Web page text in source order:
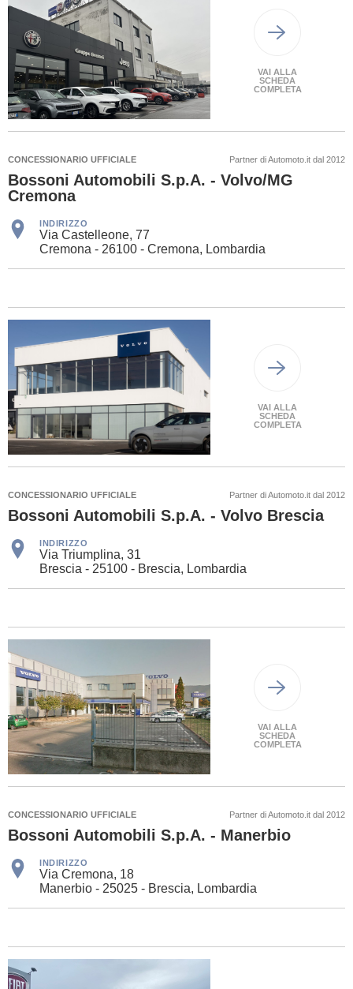
VAI ALLA
SCHEDA
COMPLETA
CONCESSIONARIO UFFICIALE Partner di Automoto.it dal 2012
Bossoni Automobili S.p.A. - Volvo/MG
Cremona
INDIRIZZO
Via Castelleone, 77
Cremona - 26100 - Cremona, Lombardia
VAI ALLA
SCHEDA
COMPLETA
CONCESSIONARIO UFFICIALE Partner di Automoto.it dal 2012
Bossoni Automobili S.p.A. - Volvo Brescia
INDIRIZZO
Via Triumplina, 31
Brescia - 25100 - Brescia, Lombardia
VAI ALLA
SCHEDA
COMPLETA
CONCESSIONARIO UFFICIALE Partner di Automoto.it dal 2012
Bossoni Automobili S.p.A. - Manerbio
INDIRIZZO
Via Cremona, 18
Manerbio - 25025 - Brescia, Lombardia